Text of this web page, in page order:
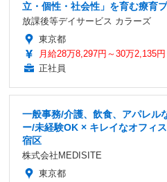
立・個性・社会性」を育む療育
放課後等デイサービス カラーズ
東京都
月給28万8,297円～30万2,135円
正社員
一般事務/介護、飲食、アパレル
ー/未経験OK × キレイなオフィ
宿区
株式会社MEDISITE
東京都